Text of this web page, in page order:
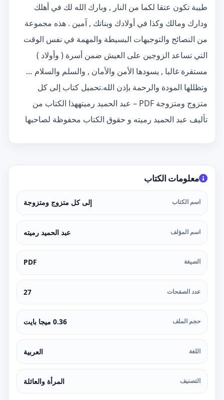
طيبة تكون عتقا لكما من النار , وبارك الله لك في أهلك
ودارك ومالك وكذا في أولادك وبناتك , آمين . هذه مجموعة
من النصائح والتوجيهات البسيطة والمهمة في نفس الوقت
التي تساعد الزوجين على العيش ضمن أسرة ( وأولاد )
مستقرة غالبا , يسودها الأمن والأمان , والسلم والسلام …
وتظللها المودة والرحمة بإذن الله.تحميل كتاب إلى كل
متزوج ومتزوجة PDF – عبد الحميد رميتههذا الكتاب من
تأليف عبد الحميد رميته و حقوق الكتاب محفوظة لصاحبها
معلومات الكتاب
اسم الكتاب إلى كل متزوج ومتزوجة
اسم المؤلف عبد الحميد رميته
الصيغة PDF
عدد الصفحات 27
حجم الملف 0.36 ميجا بايت
اللغة العربية
التصنيف المرأة والعائلة